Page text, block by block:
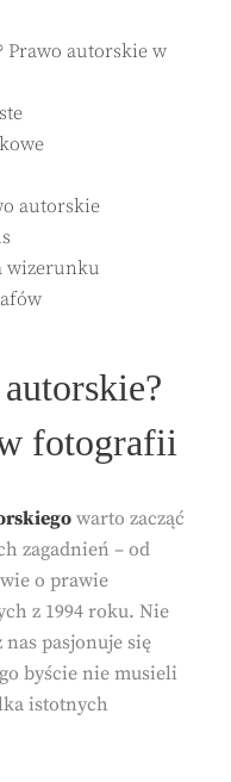
Prawo autorskie w
autorskie
wizerunku
fotografii
warto zacząć
zagadnień – od
o prawie
z 1994 roku. Nie
pasjonuje się
byście nie musieli
istotnych